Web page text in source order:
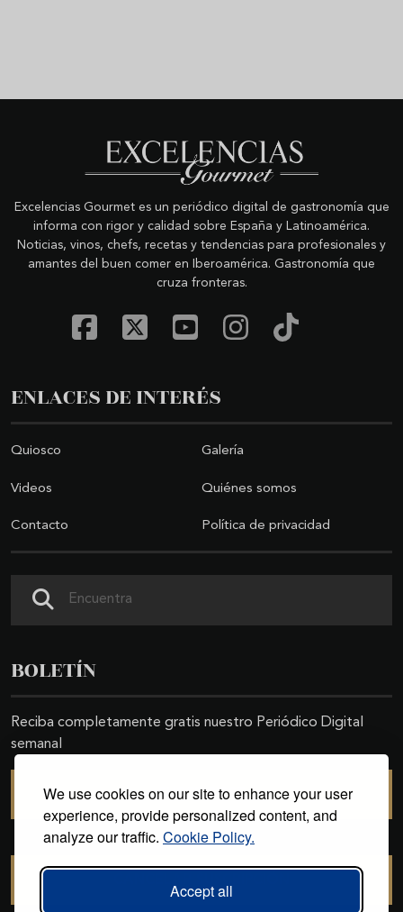
We use cookies on our site to enhance your user
experience, provide personalized content, and
analyze our traffic. Cookie Policy.
Accept all
Excelencias Gourmet es un periódico digital de gastronomía que
informa con rigor y calidad sobre España y Latinoamérica.
Noticias, vinos, chefs, recetas y tendencias para profesionales y
amantes del buen comer en Iberoamérica. Gastronomía que
cruza fronteras.
ENLACES DE INTERÉS
Quiosco Galería
Videos Quiénes somos
Contacto Política de privacidad
BOLETÍN
Reciba completamente gratis nuestro Periódico Digital
semanal
SUSCRIBIRSE